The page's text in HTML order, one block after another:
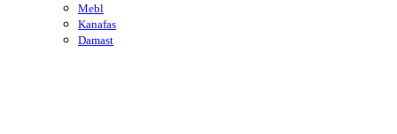
Mebl
Kanafas
Damast